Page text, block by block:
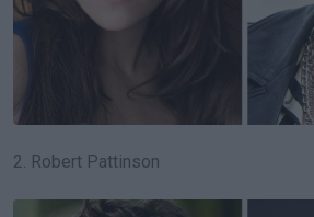
2. Robert Pattinson